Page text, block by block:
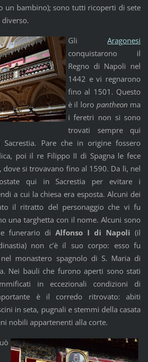
un bambino); sono tutti ricoperti di sete
GliAragonesi
conquistarono il
Regno di Napoli nel
1442 e vi regnarono
fino al 1501. Questo
è il loro pantheon ma
i feretri non si sono
trovati sempre qui
Pare che in origine fossero
poi il re Filippo II di Spagna le fece
si trovavano fino al 1590. Da lì, nel
qui in Sacrestia per evitare i
a cui la chiesa era esposta. Alcuni dei
il ritratto del personaggio che vi fu
una targhetta con il nome. Alcuni sono
funerario diAlfonso I di Napoli(il
non c’è il suo corpo: esso fu
monastero spagnolo di S. Maria di
Nei bauli che furono aperti sono stati
in eccezionali condizioni di
è il corredo ritrovato: abiti
in seta, pugnali e stemmi della casata
nobili appartenenti alla corte.